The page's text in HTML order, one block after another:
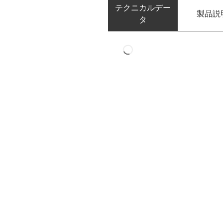
テクニカルデー
タ
製品説